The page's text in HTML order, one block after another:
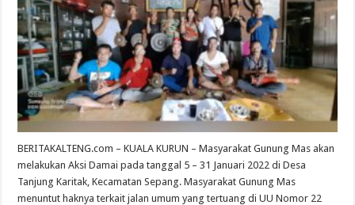
BERITAKALTENG.com – KUALA KURUN – Masyarakat Gunung Mas akan
melakukan Aksi Damai pada tanggal 5 – 31 Januari 2022 di Desa
Tanjung Karitak, Kecamatan Sepang. Masyarakat Gunung Mas
menuntut haknya terkait jalan umum yang tertuang di UU Nomor 22